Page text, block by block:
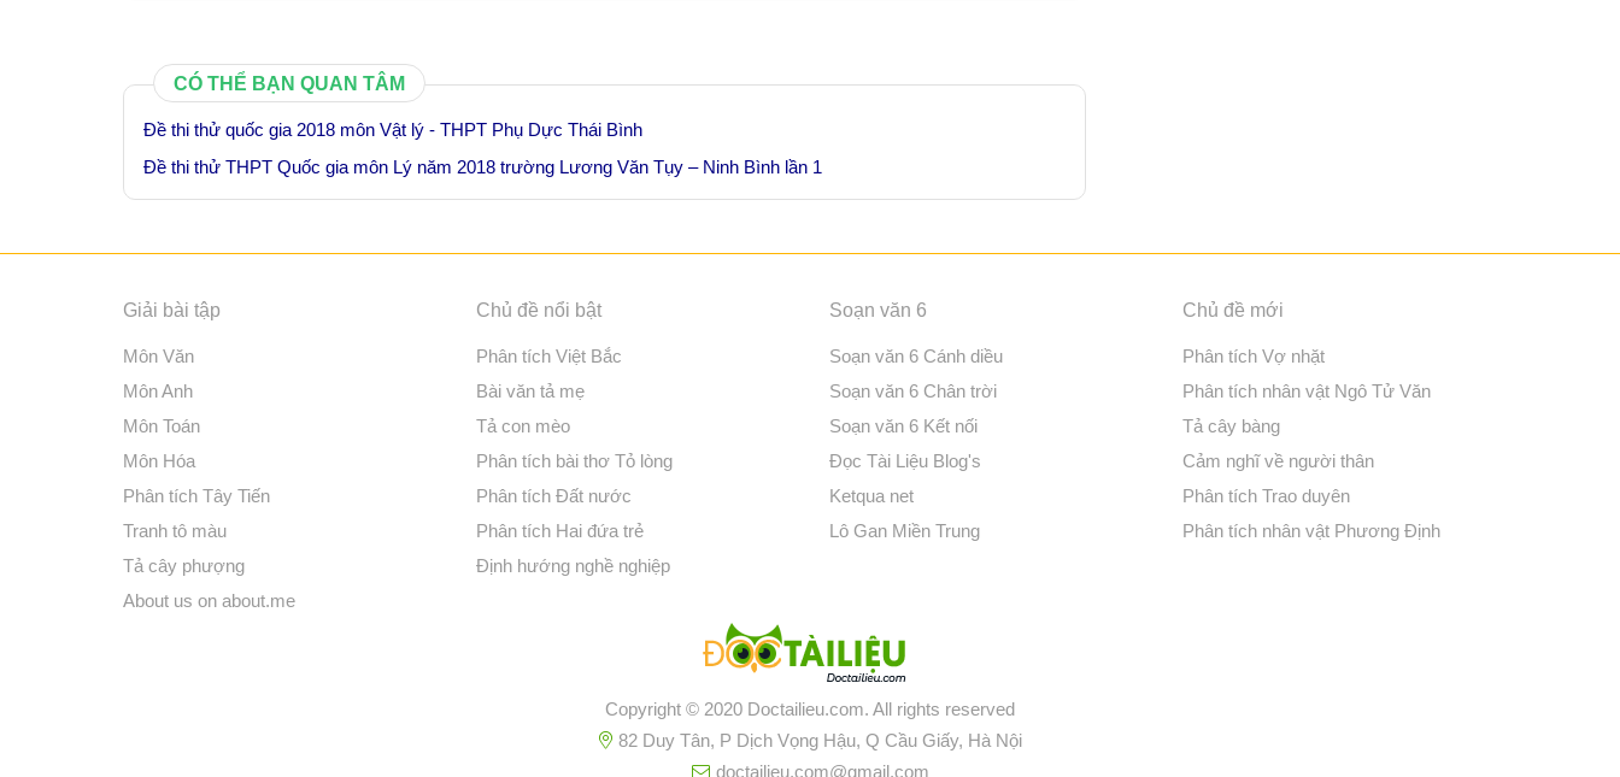
CÓ THỂ BẠN QUAN TÂM
Đề thi thử quốc gia 2018 môn Vật lý - THPT Phụ Dực Thái Bình
Đề thi thử THPT Quốc gia môn Lý năm 2018 trường Lương Văn Tụy – Ninh Bình lần 1
Giải bài tập
Môn Văn
Môn Anh
Môn Toán
Môn Hóa
Phân tích Tây Tiến
Tranh tô màu
Tả cây phượng
About us on about.me
Chủ đề nổi bật
Phân tích Việt Bắc
Bài văn tả mẹ
Tả con mèo
Phân tích bài thơ Tỏ lòng
Phân tích Đất nước
Phân tích Hai đứa trẻ
Định hướng nghề nghiệp
Soạn văn 6
Soạn văn 6 Cánh diều
Soạn văn 6 Chân trời
Soạn văn 6 Kết nối
Đọc Tài Liệu Blog's
Ketqua net
Lô Gan Miền Trung
Chủ đề mới
Phân tích Vợ nhặt
Phân tích nhân vật Ngô Tử Văn
Tả cây bàng
Cảm nghĩ về người thân
Phân tích Trao duyên
Phân tích nhân vật Phương Định
Copyright © 2020 Doctailieu.com. All rights reserved
82 Duy Tân, P Dịch Vọng Hậu, Q Cầu Giấy, Hà Nội
doctailieu.com@gmail.com